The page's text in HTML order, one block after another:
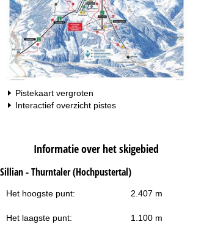
Pistekaart vergroten
Interactief overzicht pistes
Informatie over het skigebied
Sillian - Thurntaler (Hochpustertal)
Het hoogste punt: 2.407 m
Het laagste punt: 1.100 m